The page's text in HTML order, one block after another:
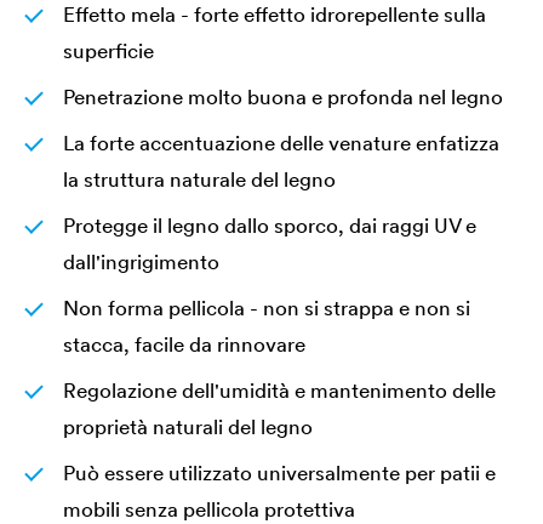
Effetto mela - forte effetto idrorepellente sulla
superficie
Penetrazione molto buona e profonda nel legno
La forte accentuazione delle venature enfatizza
la struttura naturale del legno
Protegge il legno dallo sporco, dai raggi UV e
dall'ingrigimento
Non forma pellicola - non si strappa e non si
stacca, facile da rinnovare
Regolazione dell'umidità e mantenimento delle
proprietà naturali del legno
Può essere utilizzato universalmente per patii e
mobili senza pellicola protettiva